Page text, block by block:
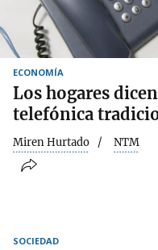
ECONOMÍA
Los hogares
telefónica
Miren Hurtado NTM
SOCIEDAD